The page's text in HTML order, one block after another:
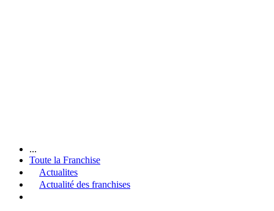
...
Toute la Franchise
Actualites
Actualité des franchises